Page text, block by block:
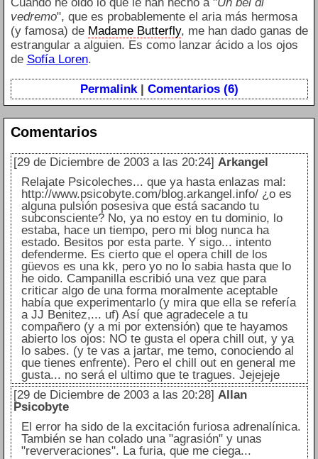
vedremo", que es probablemente el aria más hermosa
(y famosa) de Madame Butterfly, me han dado ganas de
estrangular a alguien. Es como lanzar ácido a los ojos
de Sofía Loren.
Permalink| Comentarios (6)
Comentarios
[29 de Diciembre de 2003 a las 20:24] Arkangel
Relajate Psicoleches... que ya hasta enlazas mal:
http://www.psicobyte.com/blog.arkangel.info/ ¿o es
alguna pulsión posesiva que está sacando tu
subconsciente? No, ya no estoy en tu dominio, lo
estaba, hace un tiempo, pero mi blog nunca ha
estado. Besitos por esta parte. Y sigo... intento
defenderme. Es cierto que el opera chill de los
güevos es una kk, pero yo no lo sabia hasta que lo
he oido. Campanilla escribió una vez que para
criticar algo de una forma moralmente aceptable
había que experimentarlo (y mira que ella se refería
a JJ Benitez,... uf) Así que agradecele a tu
compañero (y a mi por extensión) que te hayamos
abierto los ojos: NO te gusta el opera chill out, y ya
lo sabes. (y te vas a jartar, me temo, conociendo al
que tienes enfrente). Pero el chill out en general me
gusta... no será el ultimo que te tragues. Jejejeje
[29 de Diciembre de 2003 a las 20:28] Allan
Psicobyte
El error ha sido de la excitación furiosa adrenalínica.
También se han colado una "agrasión" y unas
"reververaciones". La furia, que me ciega...